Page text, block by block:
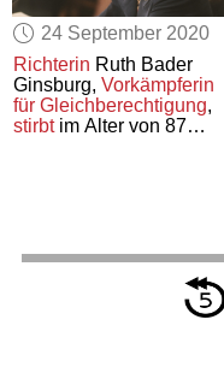
24 September 2020
Richterin Ruth Bader
Ginsburg,Vorkämpferin
für Gleichberechtigung,
stirbtim Alter von 87